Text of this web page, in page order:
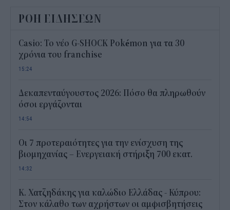
ΡΟΗ ΕΙΔΗΣΕΩΝ
Casio: Το νέο G-SHOCK Pokémon για τα 30
χρόνια του franchise
15:24
Δεκαπενταύγουστος 2026: Πόσο θα πληρωθούν
όσοι εργάζονται
14:54
Οι 7 προτεραιότητες για την ενίσχυση της
βιομηχανίας – Ενεργειακή στήριξη 700 εκατ.
14:32
Κ. Χατζηδάκης για καλώδιο Ελλάδας - Κύπρου:
Στον κάλαθο των αχρήστων οι αμφισβητήσεις